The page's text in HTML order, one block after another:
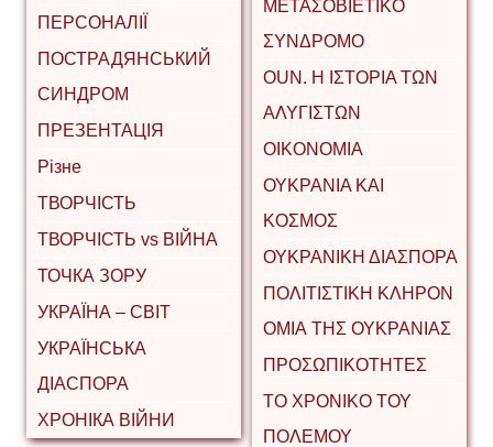
ПЕРСОНАЛІЇ
ПОСТРАДЯНСЬКИЙ
СИНДРОМ
ПРЕЗЕНТАЦІЯ
Різне
ТВОРЧІСТЬ
ТВОРЧІСТЬ vs ВІЙНА
ТОЧКА ЗОРУ
УКРАЇНА – СВІТ
УКРАЇНСЬКА
ДІАСПОРА
ХРОНІКА ВІЙНИ
ΜΕΤΑΣΟΒΙΕΤΙΚΟ
ΣΥΝΔΡΟΜΟ
ΟUΝ. Η ΙΣΤΟΡΙΑ ΤΩΝ
ΑΛΥΓΙΣΤΩΝ
ΟΙΚΟΝΟΜΙΑ
ΟΥΚΡΑΝΙΑ ΚΑΙ
ΚΟΣΜΟΣ
ΟΥΚΡΑΝΙΚΗ ΔΙΑΣΠΟΡΑ
ΠΟΛΙΤΙΣΤΙΚΗ ΚΛΗΡΟΝ
ΟΜΙΑ ΤΗΣ ΟΥΚΡΑΝΙΑΣ
ΠΡΟΣΩΠΙΚΟΤΗΤΕΣ
ΤΟ ΧΡΟΝΙΚΟ ΤΟΥ
ΠΟΛΕΜΟΥ